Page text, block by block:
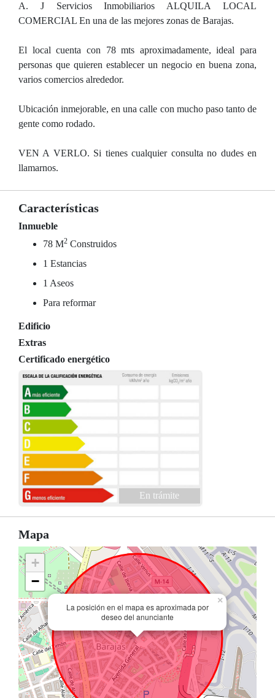
A. J Servicios Inmobiliarios ALQUILA LOCAL
COMERCIAL En una de las mejores zonas de Barajas.
El local cuenta con 78 mts aproximadamente, ideal para
personas que quieren establecer un negocio en buena zona,
varios comercios alrededor.
Ubicación inmejorable, en una calle con mucho paso tanto de
gente como rodado.
VEN A VERLO. Si tienes cualquier consulta no dudes en
llamarnos.
Características
Inmueble
78 M2 Construidos
1 Estancias
1 Aseos
Para reformar
Edificio
Extras
Certificado energético
En trámite
Mapa
La posición en el mapa es aproximada por
deseo del anunciante
×
+
−